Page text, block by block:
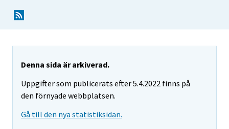
Denna sida är arkiverad.
Uppgifter som publicerats efter 5.4.2022 finns på
den förnyade webbplatsen.
Gå till den nya statistiksidan.